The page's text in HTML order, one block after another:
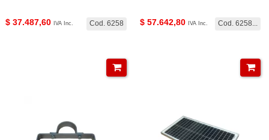
Cod. 6258
$ 37.487,60 IVA Inc. Cod. 6258...
$ 57.642,80 IVA Inc.